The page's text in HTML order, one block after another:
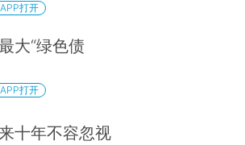
APP打开
大“绿色债
APP打开
十年不容忽视